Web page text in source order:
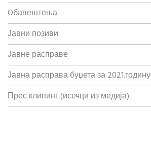
Oбавештења
Јавни позиви
Јавне расправе
Јавна расправа буџета за 2021.годину
Прес клипинг (исечци из медија)